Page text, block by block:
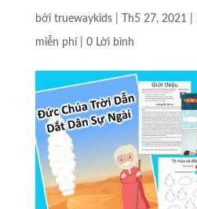
bởi truewaykids| Th5 27, 2021
miễn phí| 0 Lời bình